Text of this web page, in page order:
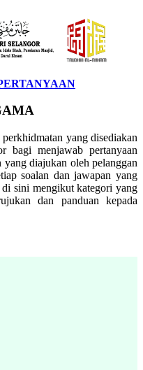
yang disediakan
bagi menjawab pertanyaan
yang diajukan oleh pelanggan
soalan dan jawapan yang
sini mengikut kategori yang
dan panduan kepada